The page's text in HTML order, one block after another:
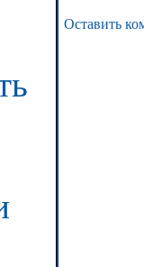
Оставить